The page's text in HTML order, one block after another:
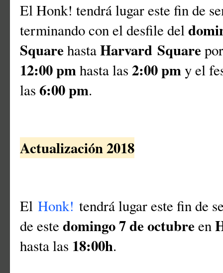
El Honk! tendrá lugar este fin de
terminando con el desfile del
Square hastaHarvard Square
12:00 pmhasta las 2:00 pmy el
las 6:00 pm.
Actualización 2018
El Honk! tendrá lugar este fin de
de este domingo 7 de octubre en
hasta las 18:00h.